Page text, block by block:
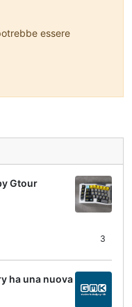
essere
Gtour
3
ha una nuova